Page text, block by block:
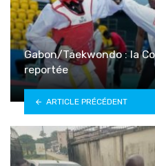
Gabon/Taekwondo : la
reportée
ARTICLE PRÉCÉDENT